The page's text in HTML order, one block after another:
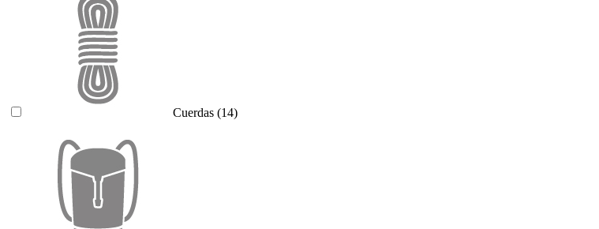
Cuerdas (14)